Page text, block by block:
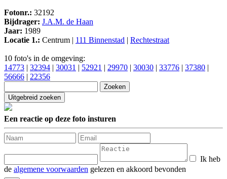
Fotonr.: 32192
Bijdrager: J.A.M. de Haan
Jaar: 1989
Locatie 1.: Centrum | 111 Binnenstad | Rechtestraat
10 foto's in de omgeving:
14773 | 32394 | 30031 | 52921 | 29970 | 30030 | 33776 | 37380 |
56666 | 22356
Een reactie op deze foto insturen
Ik heb
de algemene voorwaarden gelezen en akkoord bevonden